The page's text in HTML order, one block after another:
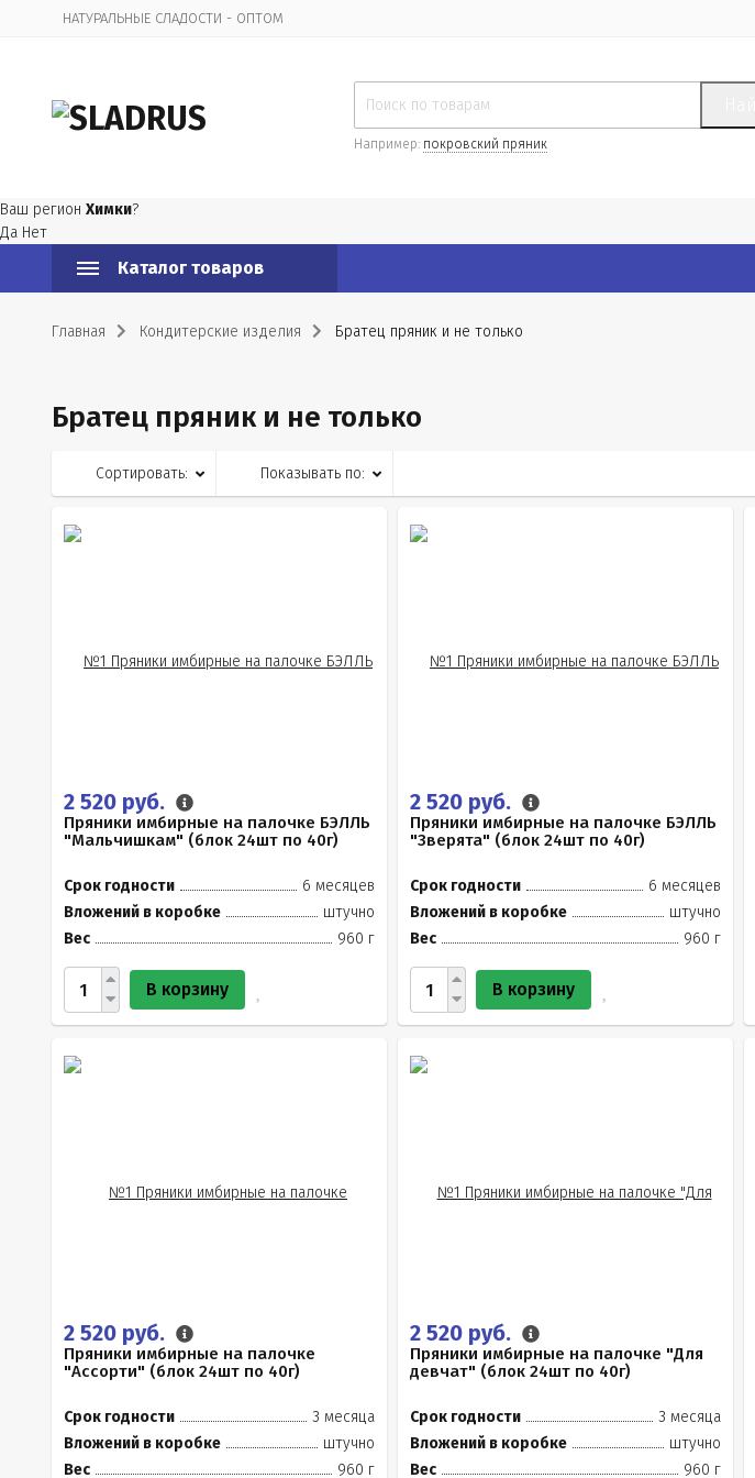
НАТУРАЛЬНЫЕ СЛАДОСТИ - ОПТОМ
Например: покровский пряник
Ваш регион Химки?
Да Нет
Каталог товаров
Главная Кондитерские изделия Братец пряник и не только
Братец пряник и не только
Сортировать: Показывать по:
2 520 руб.
Пряники имбирные на палочке БЭЛЛЬ
"Мальчишкам" (блок 24шт по 40г)
Срок годности
6 месяцев
Вложений в коробке
штучно
Вес
960 г
В корзину
2 520 руб.
Пряники имбирные на палочке БЭЛЛЬ
"Зверята" (блок 24шт по 40г)
Срок годности
6 месяцев
Вложений в коробке
штучно
Вес
960 г
В корзину
2 520 руб.
Пряники имбирные на палочке
"Ассорти" (блок 24шт по 40г)
Срок годности
3 месяца
Вложений в коробке
штучно
Вес
960 г
2 520 руб.
Пряники имбирные на палочке "Для
девчат" (блок 24шт по 40г)
Срок годности
3 месяца
Вложений в коробке
штучно
Вес
960 г